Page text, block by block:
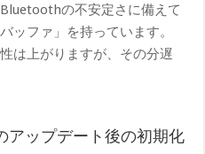
の不安定さに備えて
ッファ」を持っています。
は上がりますが、その分遅
アップデート後の初期化